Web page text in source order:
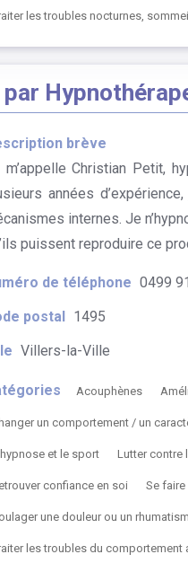
les troubles nocturnes, sommeil
brève
m’appelle Christian Petit,
années
internes. Je
puissent reproduire ce
de téléphone 0499
postal 1495
Villers-la-Ville
Acouphènes
un comportement / un
et le sport Lutter contre
confiance en soi Se
une douleur ou un
les troubles du comportement